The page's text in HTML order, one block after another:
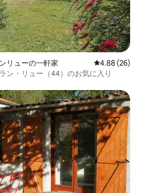
リューの一軒家 レビュー26
4.88 (26)
ン・リュー（44）のお気に入り